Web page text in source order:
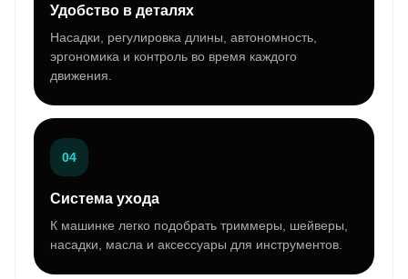
Удобство в деталях
Насадки, регулировка длины, автономность,
эргономика и контроль во время каждого
движения.
04
Система ухода
К машинке легко подобрать триммеры, шейверы,
насадки, масла и аксессуары для инструментов.